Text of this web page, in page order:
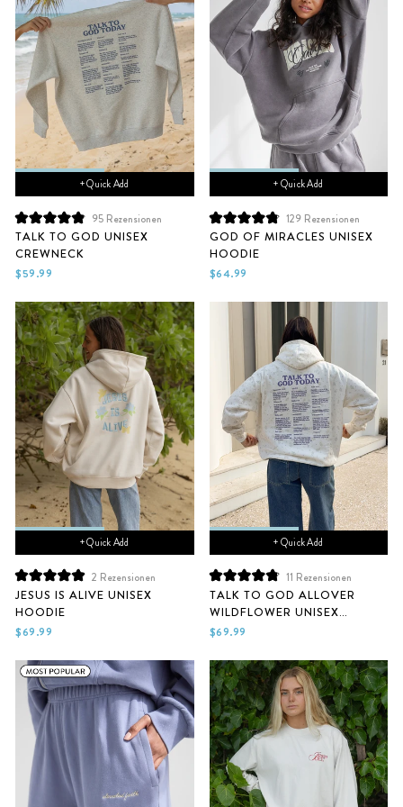
+ Quick Add
Mit
4.9
von
5
Sternen
95 Rezensionen
TALK TO GOD UNISEX
CREWNECK
$59.99
+ Quick Add
Mit
4.9
von
5
Sternen
129Rezensionen
GOD OF MIRACLES UNISEX
HOODIE
$64.99
+ Quick Add
Mit
5.0
von
5
Sternen
2 Rezensionen
JESUS IS ALIVE UNISEX
HOODIE
$69.99
+ Quick Add
Mit
4.9
von
5
Sternen
11 Rezensionen
TALK TO GOD ALLOVER
WILDFLOWER UNISEX
HOODIE
$69.99